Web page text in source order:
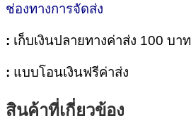
ช่องทางการจัดส่ง
: เก็บเงินปลายทางค่าส่ง 100 บาท
: แบบโอนเงินฟรีค่าส่ง
สินค้าที่เกี่ยวข้อง